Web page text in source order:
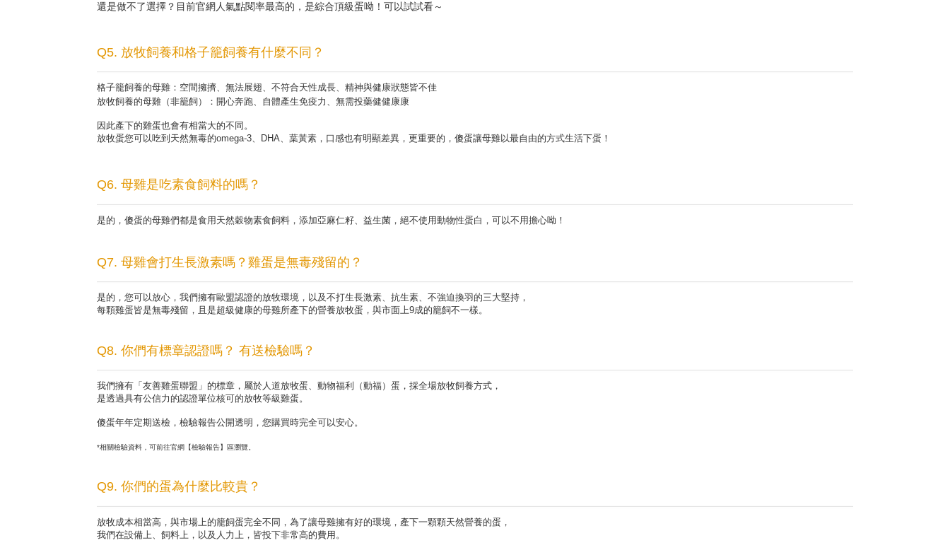
還是做不了選擇？目前官網人氣點閱率最高的，是綜合頂級蛋呦！可以試試看～
Q5. 放牧飼養和格子籠飼養有什麼不同？
格子籠飼養的母雞：空間擁擠、無法展翅、不符合天性成長、精神與健康狀態皆不佳
放牧飼養的母雞（非籠飼）：開心奔跑、自體產生免疫力、無需投藥健健康康
因此產下的雞蛋也會有相當大的不同。
放牧蛋您可以吃到天然無毒的omega-3、DHA、葉黃素，口感也有明顯差異，更重要的，傻蛋讓母雞以最自由的方式生活下蛋！
Q6. 母雞是吃素食飼料的嗎？
是的，傻蛋的母雞們都是食用天然穀物素食飼料，添加亞麻仁籽、益生菌，絕不使用動物性蛋白，可以不用擔心呦！
Q7. 母雞會打生長激素嗎？雞蛋是無毒殘留的？
是的，您可以放心，我們擁有歐盟認證的放牧環境，以及不打生長激素、抗生素、不強迫換羽的三大堅持，
每顆雞蛋皆是無毒殘留，且是超級健康的母雞所產下的營養放牧蛋，與市面上9成的籠飼不一樣。
Q8. 你們有標章認證嗎？ 有送檢驗嗎？
我們擁有「友善雞蛋聯盟」的標章，屬於人道放牧蛋、動物福利（動福）蛋，採全場放牧飼養方式，
是透過具有公信力的認證單位核可的放牧等級雞蛋。
傻蛋年年定期送檢，檢驗報告公開透明，您購買時完全可以安心。
*相關檢驗資料，可前往官網【檢驗報告】區瀏覽。
Q9. 你們的蛋為什麼比較貴？
放牧成本相當高，與市場上的籠飼蛋完全不同，為了讓母雞擁有好的環境，產下一顆顆天然營養的蛋，
我們在設備上、飼料上，以及人力上，皆投下非常高的費用。